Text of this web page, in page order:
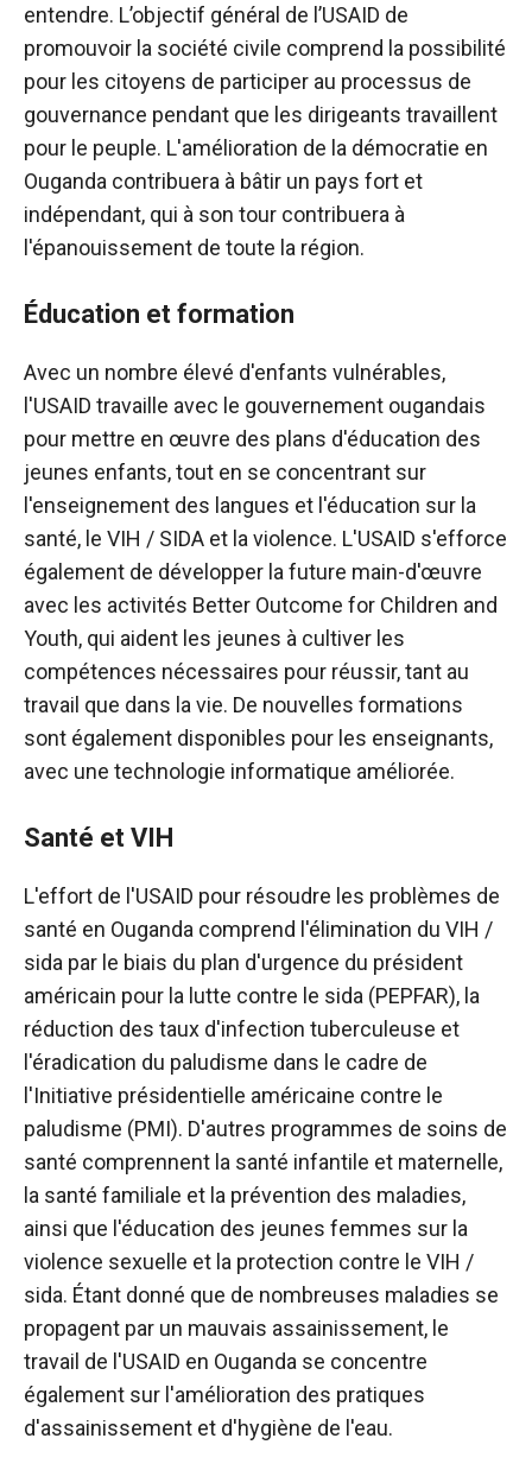
entendre. L’objectif général de l’USAID de
promouvoir la société civile comprend la possibilité
pour les citoyens de participer au processus de
gouvernance pendant que les dirigeants travaillent
pour le peuple. L'amélioration de la démocratie en
Ouganda contribuera à bâtir un pays fort et
indépendant, qui à son tour contribuera à
l'épanouissement de toute la région.
Éducation et formation
Avec un nombre élevé d'enfants vulnérables,
l'USAID travaille avec le gouvernement ougandais
pour mettre en œuvre des plans d'éducation des
jeunes enfants, tout en se concentrant sur
l'enseignement des langues et l'éducation sur la
santé, le VIH / SIDA et la violence. L'USAID s'efforce
également de développer la future main-d'œuvre
avec les activités Better Outcome for Children and
Youth, qui aident les jeunes à cultiver les
compétences nécessaires pour réussir, tant au
travail que dans la vie. De nouvelles formations
sont également disponibles pour les enseignants,
avec une technologie informatique améliorée.
Santé et VIH
L'effort de l'USAID pour résoudre les problèmes de
santé en Ouganda comprend l'élimination du VIH /
sida par le biais du plan d'urgence du président
américain pour la lutte contre le sida (PEPFAR), la
réduction des taux d'infection tuberculeuse et
l'éradication du paludisme dans le cadre de
l'Initiative présidentielle américaine contre le
paludisme (PMI). D'autres programmes de soins de
santé comprennent la santé infantile et maternelle,
la santé familiale et la prévention des maladies,
ainsi que l'éducation des jeunes femmes sur la
violence sexuelle et la protection contre le VIH /
sida. Étant donné que de nombreuses maladies se
propagent par un mauvais assainissement, le
travail de l'USAID en Ouganda se concentre
également sur l'amélioration des pratiques
d'assainissement et d'hygiène de l'eau.